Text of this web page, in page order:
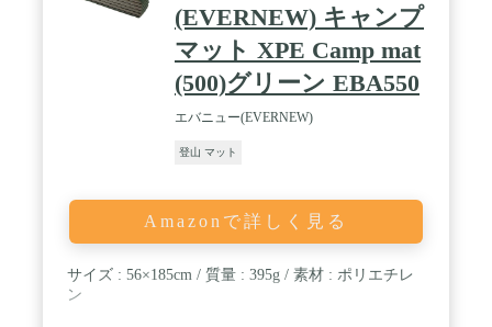
レジャー・ピクニック・花見・車中泊・登山・釣
り・運動会・天体観測などのアウトドアに最適で寝
袋 マットとしての使用やテント内に敷くテントマッ
トとしてもおすすめです。 / ✅【 5秒で簡単に設営
できる 】 マットは折りたたみ式で使う時はパッと
広げて収納する時はサっと閉じるだけ。時間のかか
ってしまうキャンプの設営も時短してくれます。 【
サイズ 】縦182cm 幅57cm 厚み1.8cm 重さ480g ( シ
不具合が出た場合は新品と交換させて頂きます。※
ただしお客様ご自身による破損や消耗の場合はお受
け出来かねますのでご注意下さい。
(EVERNEW) キャンプ
マット XPE Camp mat
(500)グリーン EBA550
エバニュー(EVERNEW)
登山 マット
Amazonで詳しく見る
サイズ : 56×185cm / 質量 : 395g / 素材 : ポリエチレ
ン